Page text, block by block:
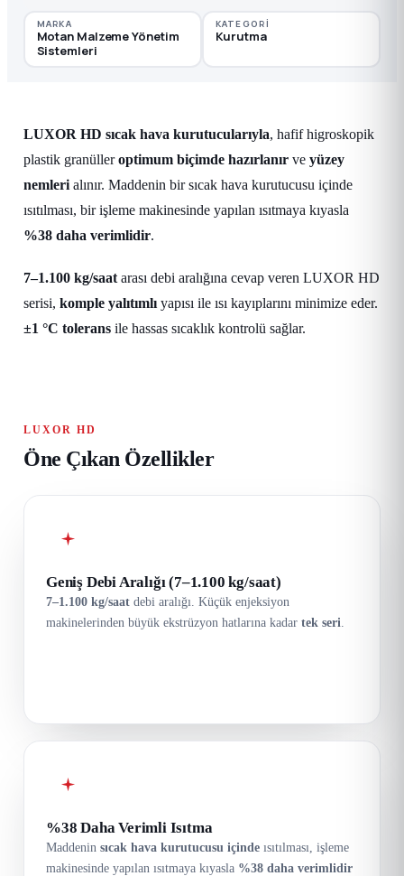
MARKA
Motan Malzeme Yönetim
Sistemleri
KATEGORI
Kurutma
LUXOR HD sıcak hava kurutucularıyla, hafif higroskopik
plastik granülleroptimum biçimde hazırlanır ve yüzey
nemleri alınır. Maddenin bir sıcak hava kurutucusu içinde
ısıtılması, bir işleme makinesinde yapılan ısıtmaya kıyasla
%38 daha verimlidir.
7–1.100 kg/saat arası debi aralığına cevap veren LUXOR HD
serisi, komple yalıtımlı yapısı ile ısı kayıplarını minimize eder.
±1 °C tolerans ile hassas sıcaklık kontrolü sağlar.
LUXOR HD
Öne Çıkan Özellikler
Geniş Debi Aralığı (7–1.100 kg/saat)
7–1.100 kg/saat debi aralığı. Küçük enjeksiyon
makinelerinden büyük ekstrüzyon hatlarına kadar tek seri
%38 Daha Verimli Isıtma
Maddenin sıcak hava kurutucusu içinde ısıtılması, işleme
makinesinde yapılan ısıtmaya kıyasla %38 daha verimlidir